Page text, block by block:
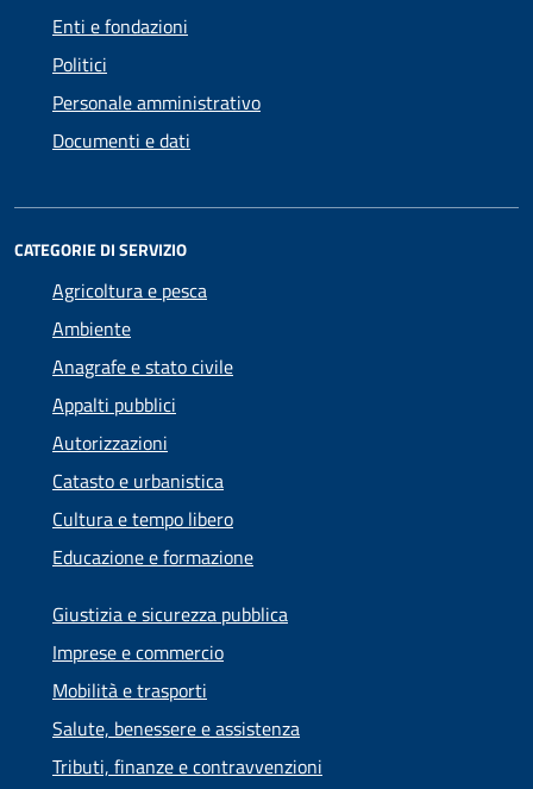
Enti e fondazioni
Politici
Personale amministrativo
Documenti e dati
CATEGORIE DI SERVIZIO
Agricoltura e pesca
Ambiente
Anagrafe e stato civile
Appalti pubblici
Autorizzazioni
Catasto e urbanistica
Cultura e tempo libero
Educazione e formazione
Giustizia e sicurezza pubblica
Imprese e commercio
Mobilità e trasporti
Salute, benessere e assistenza
Tributi, finanze e contravvenzioni